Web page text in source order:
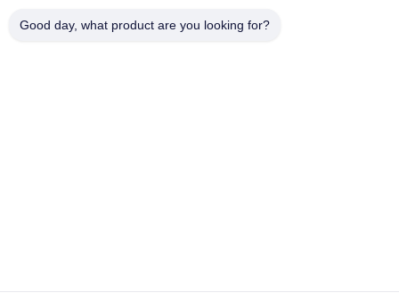
住所
Good day, what product are you looking for?